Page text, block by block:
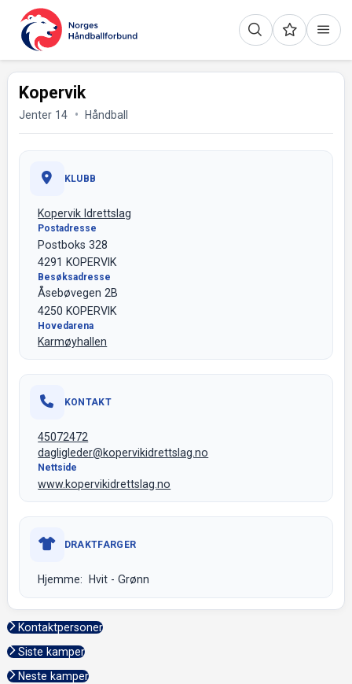
Kopervik
Jenter 14 Håndball
KLUBB
Kopervik Idrettslag
Postadresse
Postboks 328
4291 KOPERVIK
Besøksadresse
Åsebøvegen 2B
4250 KOPERVIK
Hovedarena
Karmøyhallen
KONTAKT
45072472
dagligleder@kopervikidrettslag.no
Nettside
www.kopervikidrettslag.no
DRAKTFARGER
Hjemme: Hvit - Grønn
Kontaktpersoner
Siste kamper
Neste kamper